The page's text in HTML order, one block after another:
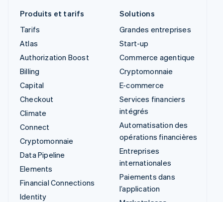
Produits et tarifs
Tarifs
Atlas
Authorization Boost
Billing
Capital
Checkout
Climate
Connect
Cryptomonnaie
Data Pipeline
Elements
Financial Connections
Identity
Solutions
Grandes entreprises
Start-up
Commerce agentique
Cryptomonnaie
E-commerce
Services financiers
intégrés
Automatisation des
opérations financières
Entreprises
internationales
Paiements dans
l’application